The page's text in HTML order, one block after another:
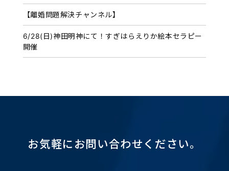
【離婚問題解決チャンネル】
6/28(日)神田明神にて！すぎはらえりか絵本セラピー
開催
お気軽にお問い合わせください。